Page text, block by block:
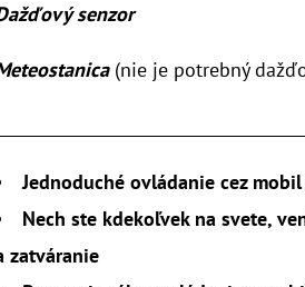
senzor
(nie je potrebný
Jednoduché ovládanie cez
Nech ste kdekoľvek na svete,
zatváranie